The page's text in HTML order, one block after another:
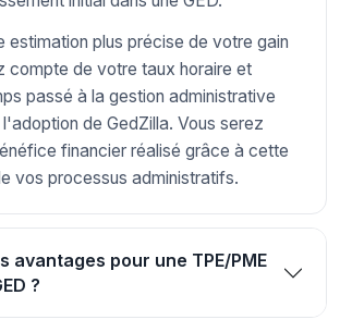
estimation plus précise de votre gain
compte de votre taux horaire et
passé à la gestion administrative
de GedZilla. Vous serez
financier réalisé grâce à cette
vos processus administratifs.
avantages pour une TPE/PME
?